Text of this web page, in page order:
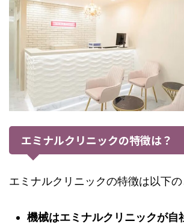
エミナルクリニックの特徴は？
エミナルクリニックの特徴は以下の
機械はエミナルクリニックが自